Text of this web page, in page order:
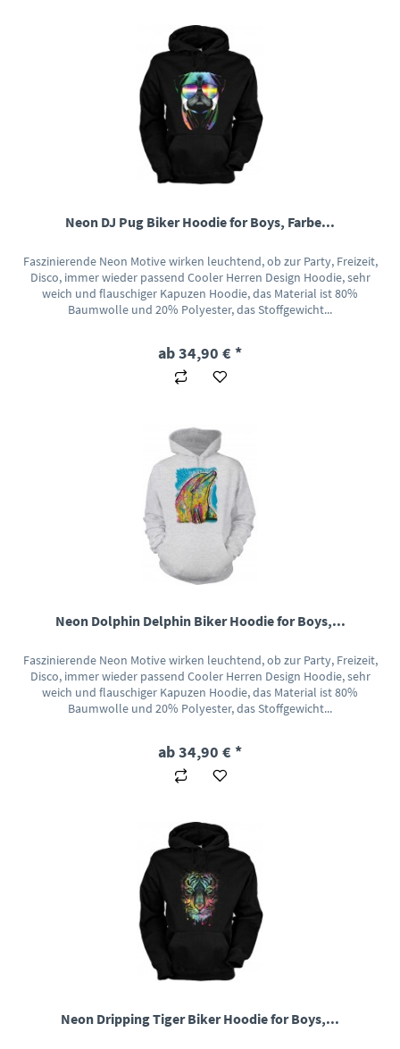
Neon DJ Pug Biker Hoodie for Boys, Farbe...
Faszinierende Neon Motive wirken leuchtend, ob zur Party, Freizeit,
Disco, immer wieder passend Cooler Herren Design Hoodie, sehr
weich und flauschiger Kapuzen Hoodie, das Material ist 80%
Baumwolle und 20% Polyester, das Stoffgewicht...
ab 34,90 € *
Neon Dolphin Delphin Biker Hoodie for Boys,...
Faszinierende Neon Motive wirken leuchtend, ob zur Party, Freizeit,
Disco, immer wieder passend Cooler Herren Design Hoodie, sehr
weich und flauschiger Kapuzen Hoodie, das Material ist 80%
Baumwolle und 20% Polyester, das Stoffgewicht...
ab 34,90 € *
Neon Dripping Tiger Biker Hoodie for Boys,...